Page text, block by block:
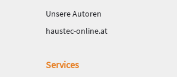
Unsere Autoren
haustec-online.at
Services